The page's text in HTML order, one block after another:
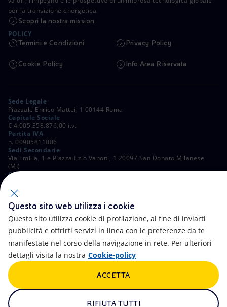
per la transizione energetica.
Scopri la nostra mission
POLICY
Termini e Condizioni Privacy Policy
Cookie Policy Info Area Riservata
Sede Legale
Piazzale Enrico Mattei, 1 00144 Roma
Capitale Sociale
€ 4.005.358.876,00 i.v.
Partita IVA
n. 00905811006
Sedi Secondarie
Via Emilia, 1 e Piazza Ezio Vanoni, 1 20097 San Donato Milanese
(MI)
C. Fiscale e Registro Imprese di Roma
ALTRI LINK
Accessibilità Calendario
Newsletter Intelligenza artificiale
Truffe e Phishing
Questo sito web utilizza i cookie
Questo sito utilizza cookie di profilazione, al fine di inviarti
pubblicità e offrirti servizi in linea con le preferenze da te
manifestate nel corso della navigazione in rete. Per ulteriori
dettagli visita la nostra Cookie-policy
RIFIUTA TUTTI
ACCETTA